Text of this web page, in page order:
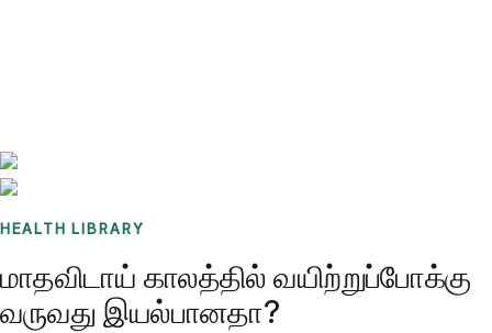
HEALTH LIBRARY
மாதவிடாய் காலத்தில் வயிற்றுப்போக்கு
வருவது இயல்பானதா?